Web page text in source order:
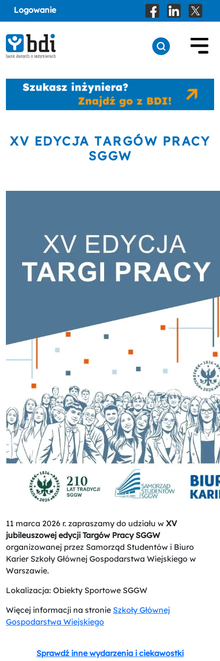
Logowanie
XV EDYCJA TARGÓW PRACY
SGGW
11 marca 2026 r. zapraszamy do udziału w XV
jubileuszowej edycji Targów Pracy SGGW
organizowanej przez Samorząd Studentów i Biuro
Karier Szkoły Głównej Gospodarstwa Wiejskiego w
Warszawie.
Lokalizacja: Obiekty Sportowe SGGW
Więcej informacji na stronie Szkoły Głównej
Gospodarstwa Wiejskiego
Sprawdź inne wydarzenia i ciekawostki